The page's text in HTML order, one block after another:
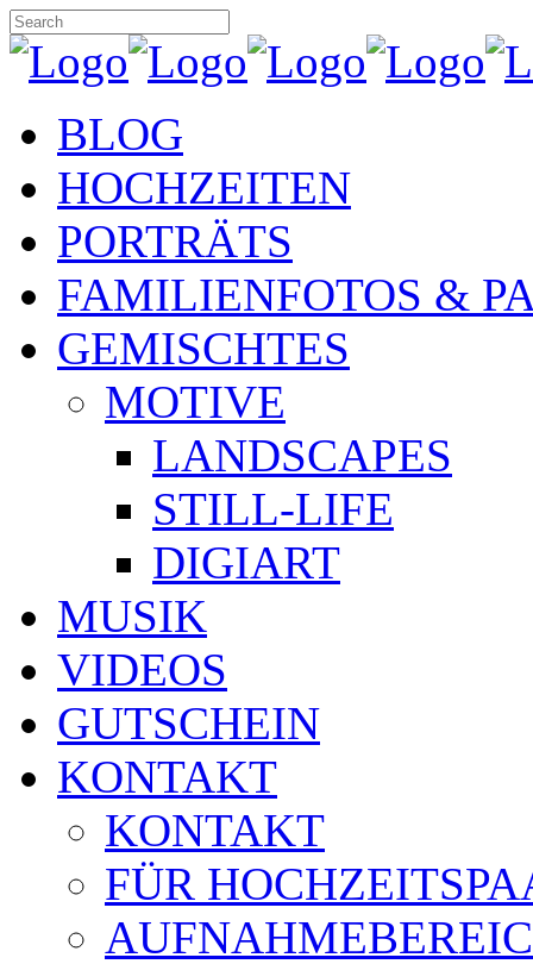
BLOG
HOCHZEITEN
PORTRÄTS
FAMILIENFOTOS &
GEMISCHTES
MOTIVE
LANDSCAPES
STILL-LIFE
DIGIART
MUSIK
VIDEOS
GUTSCHEIN
KONTAKT
KONTAKT
FÜR